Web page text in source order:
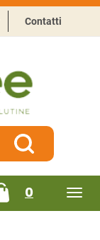
Contatti
Cerca Prodotto
0prodotti
inseriti